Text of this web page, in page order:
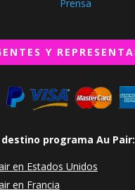
Prensa
Y
destino programa Au Pair:
en Estados Unidos
en Francia